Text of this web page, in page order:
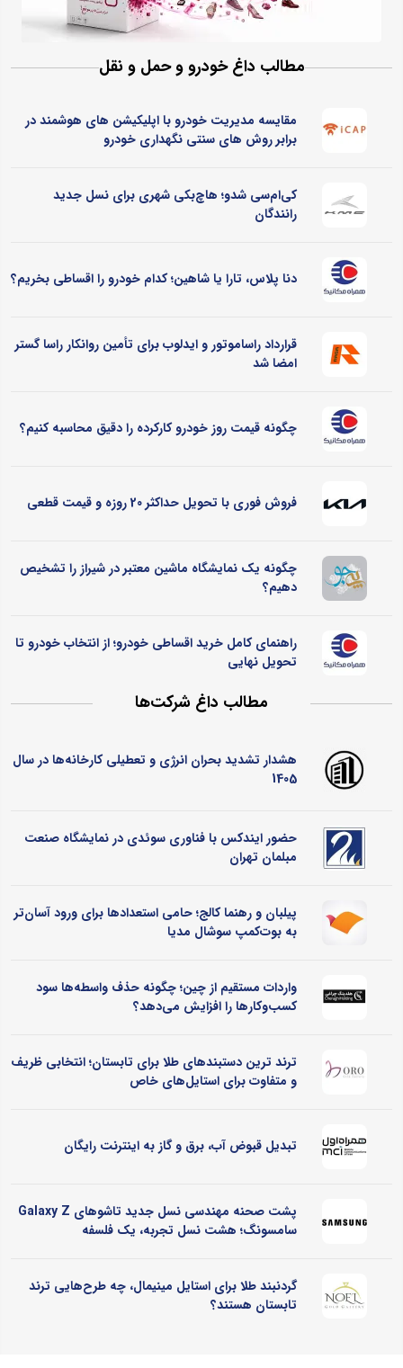
مطالب داغ خودرو و حمل و نقل
مقایسه مدیریت خودرو با اپلیکیشن های هوشمند در
برابر روش های سنتی نگهداری خودرو
کی‌ام‌سی شدو؛ هاچ‌بکی شهری برای نسل جدید
رانندگان
دنا پلاس، تارا یا شاهین؛ کدام خودرو را اقساطی بخریم؟
قرارداد راساموتور و ایدلوب برای تأمین روانکار راسا گستر
امضا شد
چگونه قیمت روز خودرو کارکرده را دقیق محاسبه کنیم؟
فروش فوری با تحویل حداکثر 20 روزه و قیمت قطعی
چگونه یک نمایشگاه ماشین معتبر در شیراز را تشخیص
دهیم؟
راهنمای کامل خرید اقساطی خودرو؛ از انتخاب خودرو تا
تحویل نهایی
مطالب داغ شرکت‌ها
هشدار تشدید بحران انرژی و تعطیلی کارخانه‌ها در سال
1405
حضور ایندکس با فناوری سوئدی در نمایشگاه صنعت
مبلمان تهران
پیلبان و رهنما کالج؛ حامی استعدادها برای ورود آسان‌تر
به بوت‌کمپ سوشال مدیا
واردات مستقیم از چین؛ چگونه حذف واسطه‌ها سود
کسب‌وکارها را افزایش می‌دهد؟
ترند ترین دستبندهای طلا برای تابستان؛ انتخابی ظریف
و متفاوت برای استایل‌های خاص
تبدیل قبوض آب، برق و گاز به اینترنت رایگان
پشت صحنه مهندسی نسل جدید تاشوهای Galaxy Z
سامسونگ؛ هشت نسل تجربه، یک فلسفه
گردنبند طلا برای استایل مینیمال، چه طرح‌هایی ترند
تابستان هستند؟